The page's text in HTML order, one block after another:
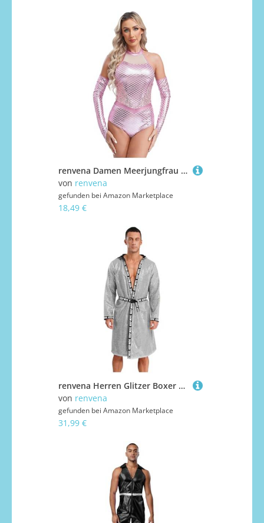
renvena Damen Meerjungfrau Kostüm Glänzend Metallic Bodysuit Ärmellos Body mit Armstulpen Shiny Fasching Karneval Rollenspiel Kostüm Rosa 3XL
von renvena
gefunden bei Amazon Marketplace
18,49 €
renvena Herren Glitzer Boxer Mantel Kimono Boxing Robe mit Kapuze Pailletten Jacke Bademantel Muay Thai Kickboxer Training Outfit Silber XXL
von renvena
gefunden bei Amazon Marketplace
31,99 €